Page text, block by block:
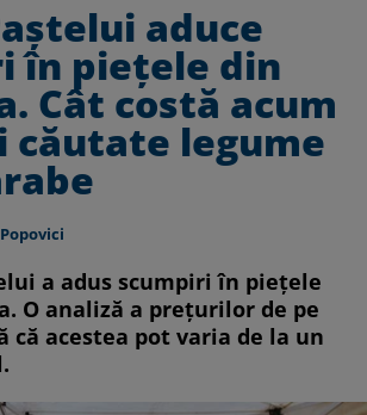
aduce
în piețele din
Cât costă acum
căutate legume
a adus scumpiri în piețele
O analiză a prețurilor de pe
că acestea pot varia de la un